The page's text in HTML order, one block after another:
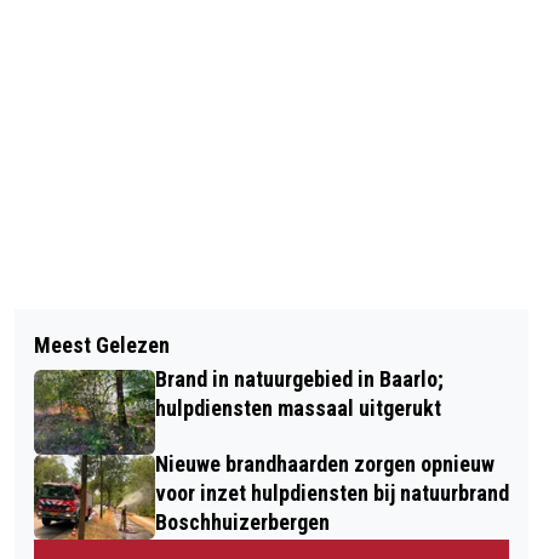
AZIATISCHE TIJGERMUG GEVONDEN
IN PANNINGEN
MAN MOET CEL IN WEGENS OPZET
VERKRACHTING DOOR SEKS ZONDER
CONDOOM
Meest Gelezen
Brand in natuurgebied in Baarlo;
hulpdiensten massaal uitgerukt
Nieuwe brandhaarden zorgen opnieuw
voor inzet hulpdiensten bij natuurbrand
Boschhuizerbergen